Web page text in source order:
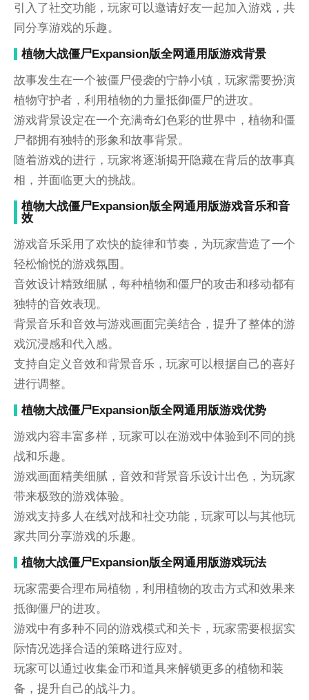
引入了社交功能，玩家可以邀请好友一起加入游戏，共
同分享游戏的乐趣。
植物大战僵尸Expansion版全网通用版游戏背景
故事发生在一个被僵尸侵袭的宁静小镇，玩家需要扮演
植物守护者，利用植物的力量抵御僵尸的进攻。
游戏背景设定在一个充满奇幻色彩的世界中，植物和僵
尸都拥有独特的形象和故事背景。
随着游戏的进行，玩家将逐渐揭开隐藏在背后的故事真
相，并面临更大的挑战。
植物大战僵尸Expansion版全网通用版游戏音乐和音
效
游戏音乐采用了欢快的旋律和节奏，为玩家营造了一个
轻松愉悦的游戏氛围。
音效设计精致细腻，每种植物和僵尸的攻击和移动都有
独特的音效表现。
背景音乐和音效与游戏画面完美结合，提升了整体的游
戏沉浸感和代入感。
支持自定义音效和背景音乐，玩家可以根据自己的喜好
进行调整。
植物大战僵尸Expansion版全网通用版游戏优势
游戏内容丰富多样，玩家可以在游戏中体验到不同的挑
战和乐趣。
游戏画面精美细腻，音效和背景音乐设计出色，为玩家
带来极致的游戏体验。
游戏支持多人在线对战和社交功能，玩家可以与其他玩
家共同分享游戏的乐趣。
植物大战僵尸Expansion版全网通用版游戏玩法
玩家需要合理布局植物，利用植物的攻击方式和效果来
抵御僵尸的进攻。
游戏中有多种不同的游戏模式和关卡，玩家需要根据实
际情况选择合适的策略进行应对。
玩家可以通过收集金币和道具来解锁更多的植物和装
备，提升自己的战斗力。